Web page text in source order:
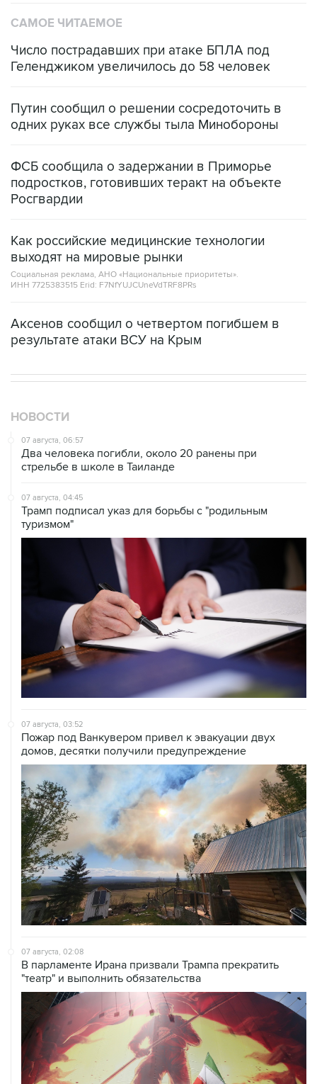
САМОЕ ЧИТАЕМОЕ
Число пострадавших при атаке БПЛА под
Геленджиком увеличилось до 58 человек
Путин сообщил о решении сосредоточить в
одних руках все службы тыла Минобороны
ФСБ сообщила о задержании в Приморье
подростков, готовивших теракт на объекте
Росгвардии
Как российские медицинские технологии
выходят на мировые рынки
Социальная реклама, АНО «Национальные приоритеты».
ИНН 7725383515 Erid: F7NfYUJCUneVdTRF8PRs
Аксенов сообщил о четвертом погибшем в
результате атаки ВСУ на Крым
НОВОСТИ
07 августа, 06:57
Два человека погибли, около 20 ранены при
стрельбе в школе в Таиланде
07 августа, 04:45
Трамп подписал указ для борьбы с "родильным
туризмом"
07 августа, 03:52
Пожар под Ванкувером привел к эвакуации двух
домов, десятки получили предупреждение
07 августа, 02:08
В парламенте Ирана призвали Трампа прекратить
"театр" и выполнить обязательства